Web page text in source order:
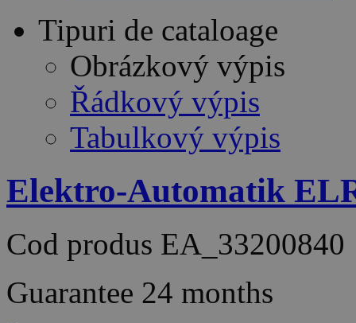
Tipuri de cataloage
Obrázkový výpis
Řádkový výpis
Tabulkový výpis
Elektro-Automatik
Cod produs EA_33200840
Guarantee 24 months